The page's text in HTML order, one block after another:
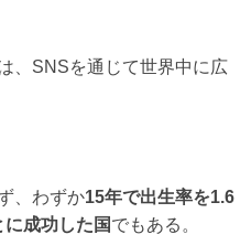
、SNSを通じて世界中に広
、わずか15年で出生率を1.6
成功した国でもある。